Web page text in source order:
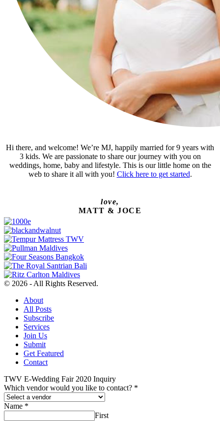
Hi there, and welcome! We’re MJ, happily married for 9 years with
3 kids. We are passionate to share our journey with you on
weddings, home, baby and lifestyle. This is our little home on the
web to share it all with you! Click here to get started.
love,
MATT & JOCE
© 2026 - All Rights Reserved.
About
All Posts
Subscribe
Services
Join Us
Submit
Get Featured
Contact
TWV E-Wedding Fair 2020 Inquiry
Which vendor would you like to contact? *
Name *
First